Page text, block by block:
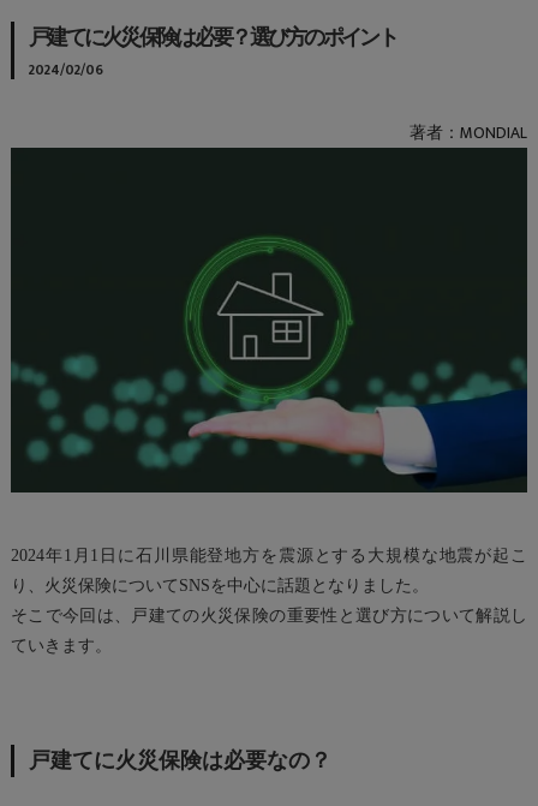
戸建てに火災保険は必要？選び方のポイント
2024/02/06
著者：MONDIAL
2024年1月1日に石川県能登地方を震源とする大規模な地震が起こ
り、火災保険についてSNSを中心に話題となりました。
そこで今回は、戸建ての火災保険の重要性と選び方について解説し
ていきます。
戸建てに火災保険は必要なの？